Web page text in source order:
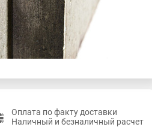
Оплата по факту доставки
Наличный и безналичный расчет